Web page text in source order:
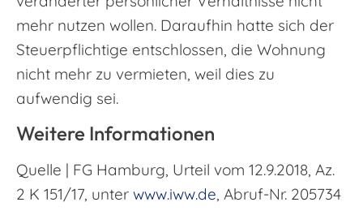
mehr nutzen wollen. Daraufhin hatte sich der
Steuerpflichtige entschlossen, die Wohnung
nicht mehr zu vermieten, weil dies zu
aufwendig sei.
Weitere Informationen
Quelle | FG Hamburg, Urteil vom 12.9.2018, Az.
2 K 151/17, unter www.iww.de, Abruf-Nr. 205734